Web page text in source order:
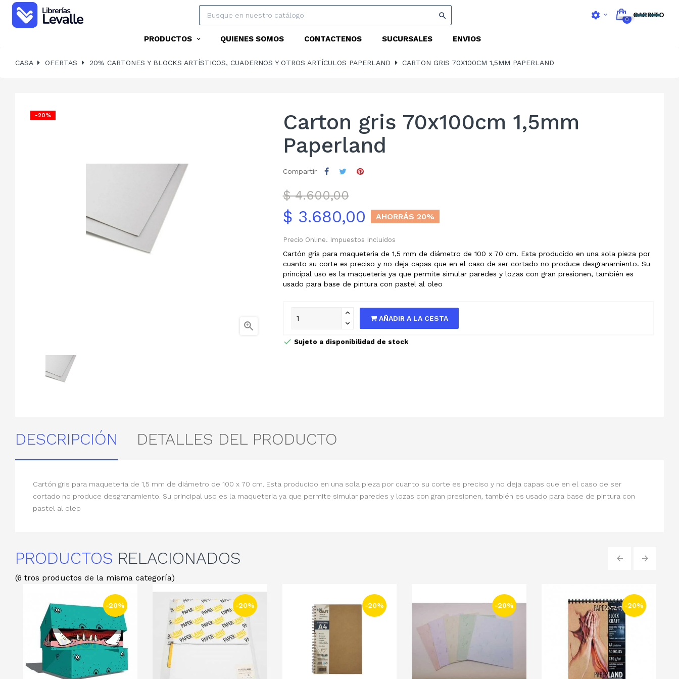
 settings CARRITO
0
PRODUCTOS QUIENES SOMOS CONTACTENOS SUCURSALES ENVIOS
CASA OFERTAS 20% CARTONES Y BLOCKS ARTÍSTICOS, CUADERNOS Y OTROS ARTÍCULOS PAPERLAND CARTON GRIS 70X100CM 1,5MM PAPERLAND
-20%

Carton gris 70x100cm 1,5mm
Paperland
Compartir
$ 4.600,00
$ 3.680,00 AHORRÁS 20%
Precio Online. Impuestos Incluidos
Cartón gris para maqueteria de 1,5 mm de diámetro de 100 x 70 cm. Esta producido en una sola pieza por
cuanto su corte es preciso y no deja capas que en el caso de ser cortado no produce desgranamiento. Su
principal uso es la maqueteria ya que permite simular paredes y lozas con gran presionen, también es
usado para base de pintura con pastel al oleo
AÑADIR A LA CESTA
Sujeto a disponibilidad de stock
DESCRIPCIÓN DETALLES DEL PRODUCTO
Cartón gris para maqueteria de 1,5 mm de diámetro de 100 x 70 cm. Esta producido en una sola pieza por cuanto su corte es preciso y no deja capas que en el caso de ser
cortado no produce desgranamiento. Su principal uso es la maqueteria ya que permite simular paredes y lozas con gran presionen, también es usado para base de pintura con
pastel al oleo
PRODUCTOS RELACIONADOS
(6 tros productos de la misma categoría)
-20% -20% -20% -20% -20%